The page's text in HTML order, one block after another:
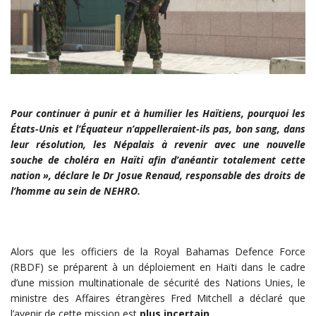
Pour continuer à punir et à humilier les Haïtiens, pourquoi les
États-Unis et l’Équateur n’appelleraient-ils pas, bon sang, dans
leur résolution, les Népalais à revenir avec une nouvelle
souche de choléra en Haïti afin d’anéantir totalement cette
nation », déclare le Dr Josue Renaud, responsable des droits de
l’homme au sein de NEHRO.
Alors que les officiers de la Royal Bahamas Defence Force
(RBDF) se préparent à un déploiement en Haïti dans le cadre
d’une mission multinationale de sécurité des Nations Unies, le
ministre des Affaires étrangères Fred Mitchell a déclaré que